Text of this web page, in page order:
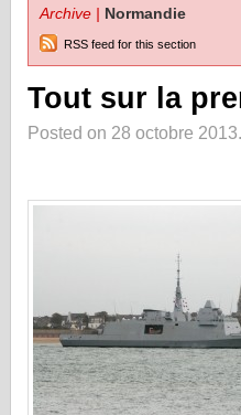
Archive | Normandie
RSS feed for this section
Tout sur la
Posted on 28 octobre 2013.